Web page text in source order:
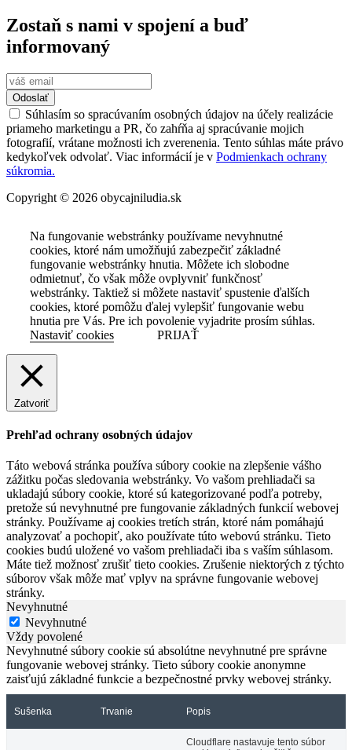
Zostaň s nami v spojení a buď
informovaný
Odoslať
Súhlasím so spracúvaním osobných údajov na účely realizácie
priameho marketingu a PR, čo zahŕňa aj spracúvanie mojich
fotografií, vrátane možnosti ich zverenenia. Tento súhlas máte právo
kedykoľvek odvolať. Viac informácií je v Podmienkach ochrany
súkromia.
Copyright © 2026 obycajniludia.sk
Na fungovanie webstránky používame nevyhnutné
cookies, ktoré nám umožňujú zabezpečiť základné
fungovanie webstránky hnutia. Môžete ich slobodne
odmietnuť, čo však môže ovplyvniť funkčnosť
webstránky. Taktiež si môžete nastaviť spustenie ďalších
cookies, ktoré pomôžu ďalej vylepšiť fungovanie webu
hnutia pre Vás. Pre ich povolenie vyjadrite prosím súhlas.
Nastaviť cookies
PRIJAŤ
Zatvoriť
Prehľad ochrany osobných údajov
Táto webová stránka používa súbory cookie na zlepšenie vášho
zážitku počas sledovania webstránky. Vo vašom prehliadači sa
ukladajú súbory cookie, ktoré sú kategorizované podľa potreby,
pretože sú nevyhnutné pre fungovanie základných funkcií webovej
stránky. Používame aj cookies tretích strán, ktoré nám pomáhajú
analyzovať a pochopiť, ako používate túto webovú stránku. Tieto
cookies budú uložené vo vašom prehliadači iba s vaším súhlasom.
Máte tiež možnosť zrušiť tieto cookies. Zrušenie niektorých z týchto
súborov však môže mať vplyv na správne fungovanie webovej
stránky.
Nevyhnutné
Nevyhnutné
Vždy povolené
Nevyhnutné súbory cookie sú absolútne nevyhnutné pre správne
fungovanie webovej stránky. Tieto súbory cookie anonymne
zaisťujú základné funkcie a bezpečnostné prvky webovej stránky.
Sušenka Trvanie Popis
Cloudflare nastavuje tento súbor